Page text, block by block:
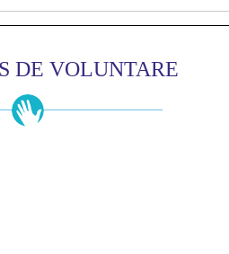
DE VOLUNTARE